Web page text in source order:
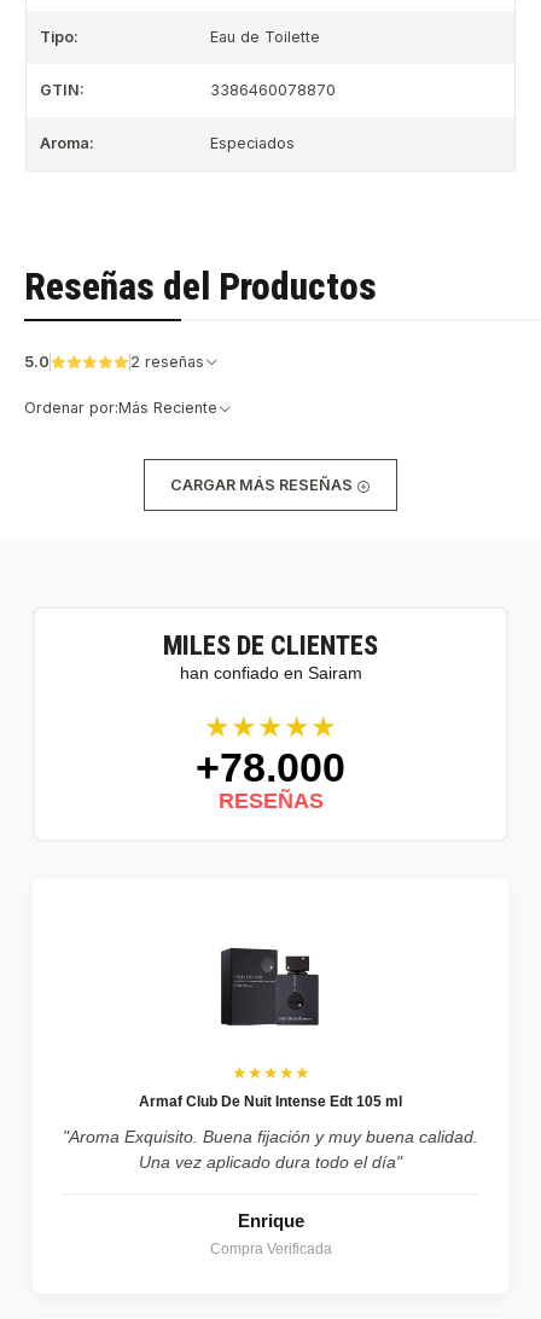
Tipo: Eau de Toilette
GTIN: 3386460078870
Aroma: Especiados
Reseñas del Productos
5.0 2 reseñas
Ordenar por:Más Reciente
CARGAR MÁS RESEÑAS
MILES DE CLIENTES
han confiado en Sairam
★★★★★
+78.000
RESEÑAS
★★★★★
Armaf Club De Nuit Intense Edt 105 ml
"Aroma Exquisito. Buena fijación y muy buena calidad.
Una vez aplicado dura todo el día"
Enrique
Compra Verificada